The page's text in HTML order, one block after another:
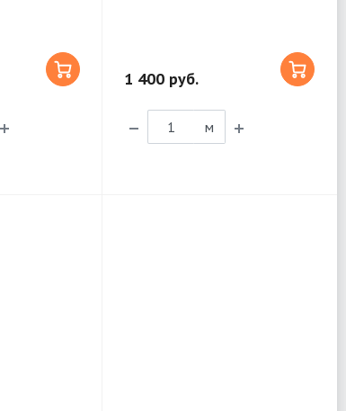
1 400 руб.
м